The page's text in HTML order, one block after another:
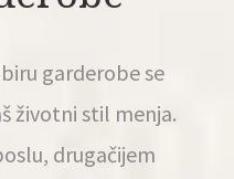
garderobe se
životni stil menja.
drugačijem